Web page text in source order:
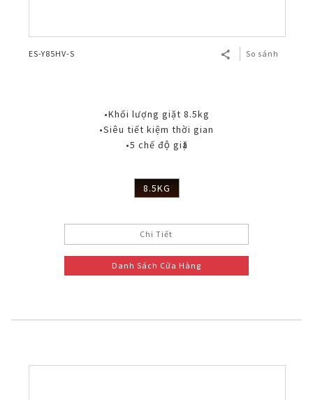
ES-Y85HV-S So sánh
•Khối lượng giặt 8.5kg
•Siêu tiết kiệm thời gian
•5 chế độ giặt
8.5KG
Chi Tiết
Danh Sách Cửa Hàng